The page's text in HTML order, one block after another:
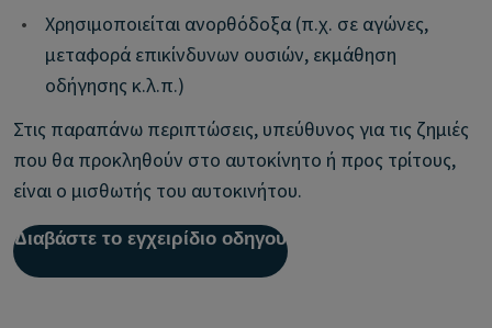
•
Χρησιμοποιείται ανορθόδοξα (π.χ. σε αγώνες,
μεταφορά επικίνδυνων ουσιών, εκμάθηση
οδήγησης κ.λ.π.)
Στις παραπάνω περιπτώσεις, υπεύθυνος για τις ζημιές
που θα προκληθούν στο αυτοκίνητο ή προς τρίτους,
είναι ο μισθωτής του αυτοκινήτου.
Διαβάστε το εγχειρίδιο οδηγού